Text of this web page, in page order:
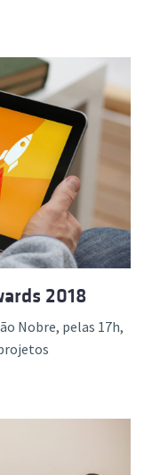
2018
Nobre, pelas 17h,